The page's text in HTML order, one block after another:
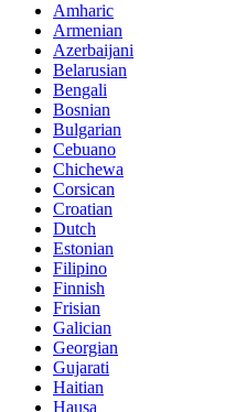
Amharic
Armenian
Azerbaijani
Belarusian
Bengali
Bosnian
Bulgarian
Cebuano
Chichewa
Corsican
Croatian
Dutch
Estonian
Filipino
Finnish
Frisian
Galician
Georgian
Gujarati
Haitian
Hausa